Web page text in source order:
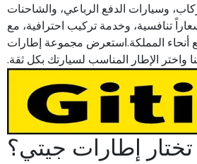
وسيارات الدفع الرباعي، والشاحنات
تنافسية، وخدمة تركيب احترافية، مع
أنحاء المملكة.استعرض مجموعة إطارات
واختر الإطار المناسب لسيارتك بكل ثقة.
تختار إطارات جيتي؟